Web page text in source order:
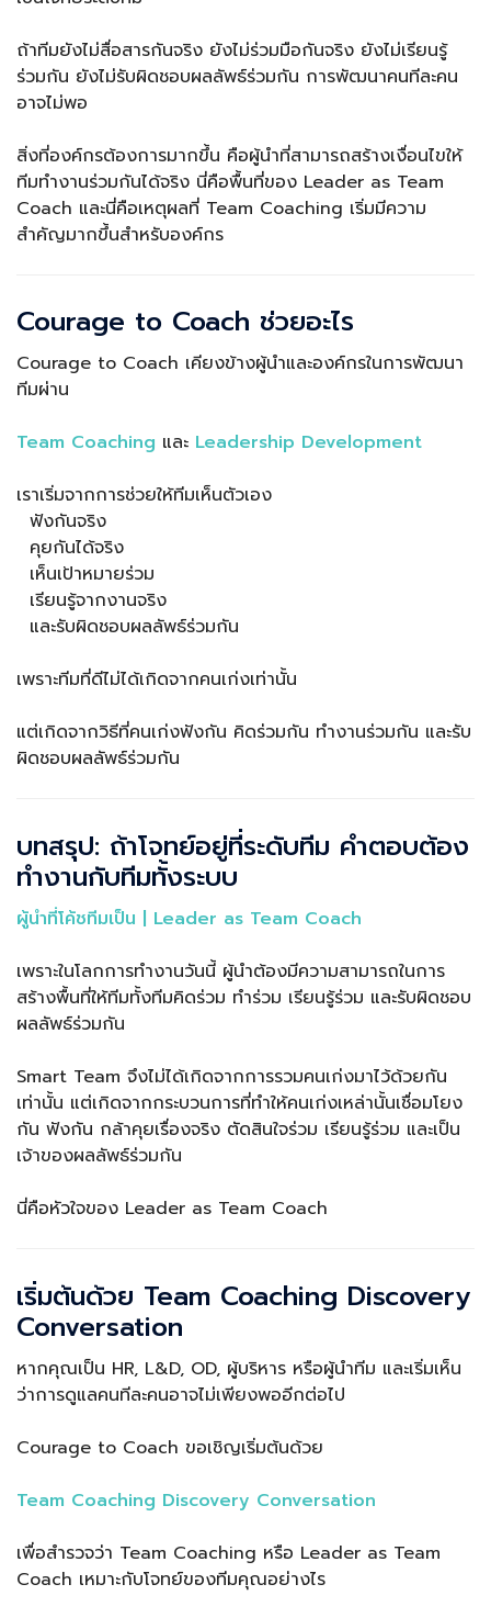
ถ้าทีมยังไม่สื่อสารกันจริง ยังไม่ร่วมมือกันจริง ยังไม่เรียนรู้
ร่วมกัน ยังไม่รับผิดชอบผลลัพธ์ร่วมกัน การพัฒนาคนทีละคน
อาจไม่พอ
สิ่งที่องค์กรต้องการมากขึ้น คือผู้นำที่สามารถสร้างเงื่อนไขให้
ทีมทำงานร่วมกันได้จริง นี่คือพื้นที่ของ Leader as Team
Coach และนี่คือเหตุผลที่ Team Coaching เริ่มมีความ
สำคัญมากขึ้นสำหรับองค์กร
Courage to Coach ช่วยอะไร
Courage to Coach เคียงข้างผู้นำและองค์กรในการพัฒนา
ทีมผ่าน
Team Coaching และ Leadership Development
เราเริ่มจากการช่วยให้ทีมเห็นตัวเอง
ฟังกันจริง
คุยกันได้จริง
เห็นเป้าหมายร่วม
เรียนรู้จากงานจริง
และรับผิดชอบผลลัพธ์ร่วมกัน
เพราะทีมที่ดีไม่ได้เกิดจากคนเก่งเท่านั้น
แต่เกิดจากวิธีที่คนเก่งฟังกัน คิดร่วมกัน ทำงานร่วมกัน และรับ
ผิดชอบผลลัพธ์ร่วมกัน
บทสรุป: ถ้าโจทย์อยู่ที่ระดับทีม คำตอบต้อง
ทำงานกับทีมทั้งระบบ
ผู้นำที่โค้ชทีมเป็น | Leader as Team Coach
เพราะในโลกการทำงานวันนี้ ผู้นำต้องมีความสามารถในการ
สร้างพื้นที่ให้ทีมทั้งทีมคิดร่วม ทำร่วม เรียนรู้ร่วม และรับผิดชอบ
ผลลัพธ์ร่วมกัน
Smart Team จึงไม่ได้เกิดจากการรวมคนเก่งมาไว้ด้วยกัน
เท่านั้น แต่เกิดจากกระบวนการที่ทำให้คนเก่งเหล่านั้นเชื่อมโยง
กัน ฟังกัน กล้าคุยเรื่องจริง ตัดสินใจร่วม เรียนรู้ร่วม และเป็น
เจ้าของผลลัพธ์ร่วมกัน
นี่คือหัวใจของ Leader as Team Coach
เริ่มต้นด้วย Team Coaching Discovery
Conversation
หากคุณเป็น HR, L&D, OD, ผู้บริหาร หรือผู้นำทีม และเริ่มเห็น
ว่าการดูแลคนทีละคนอาจไม่เพียงพออีกต่อไป
Courage to Coach ขอเชิญเริ่มต้นด้วย
Team Coaching Discovery Conversation
เพื่อสำรวจว่า Team Coaching หรือ Leader as Team
Coach เหมาะกับโจทย์ของทีมคุณอย่างไร